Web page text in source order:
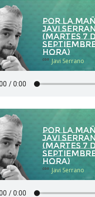
Por la
Javi
(martes 7
septiembre
hora)
con Javi Serrano
Por la
Javi
(martes 7
septiembre
hora)
con Javi Serrano